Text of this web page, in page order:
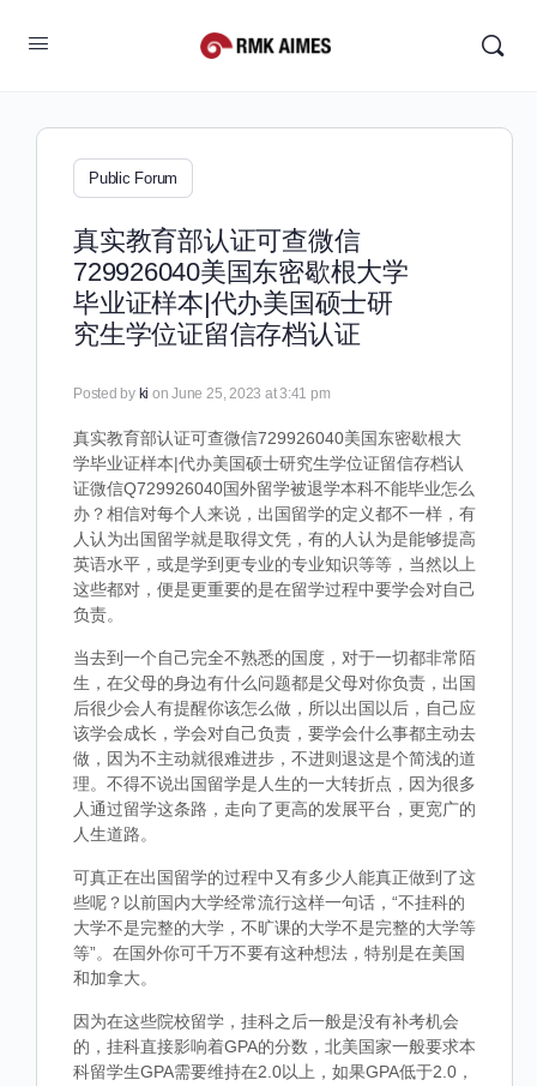
Public Forum
真实教育部认证可查微信
729926040美国东密歇根大学
毕业证样本|代办美国硕士研
究生学位证留信存档认证
Posted by ki on June 25, 2023 at 3:41 pm
真实教育部认证可查微信729926040美国东密歇根大
学毕业证样本|代办美国硕士研究生学位证留信存档认
证微信Q729926040国外留学被退学本科不能毕业怎么
办？相信对每个人来说，出国留学的定义都不一样，有
人认为出国留学就是取得文凭，有的人认为是能够提高
英语水平，或是学到更专业的专业知识等等，当然以上
这些都对，便是更重要的是在留学过程中要学会对自己
负责。
当去到一个自己完全不熟悉的国度，对于一切都非常陌
生，在父母的身边有什么问题都是父母对你负责，出国
后很少会人有提醒你该怎么做，所以出国以后，自己应
该学会成长，学会对自己负责，要学会什么事都主动去
做，因为不主动就很难进步，不进则退这是个简浅的道
理。不得不说出国留学是人生的一大转折点，因为很多
人通过留学这条路，走向了更高的发展平台，更宽广的
人生道路。
可真正在出国留学的过程中又有多少人能真正做到了这
些呢？以前国内大学经常流行这样一句话，“不挂科的
大学不是完整的大学，不旷课的大学不是完整的大学等
等”。在国外你可千万不要有这种想法，特别是在美国
和加拿大。
因为在这些院校留学，挂科之后一般是没有补考机会
的，挂科直接影响着GPA的分数，北美国家一般要求本
科留学生GPA需要维持在2.0以上，如果GPA低于2.0，